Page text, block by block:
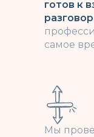
готов к
самое
Мы